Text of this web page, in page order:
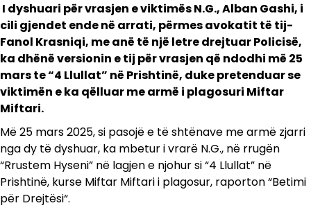
I dyshuari për vrasjen e viktimës N.G., Alban Gashi, i
cili gjendet ende në arrati, përmes avokatit të tij-
Fanol Krasniqi, me anë të një letre drejtuar Policisë,
ka dhënë versionin e tij për vrasjen që ndodhi më 25
mars te “4 Llullat” në Prishtinë, duke pretenduar se
viktimën e ka qëlluar me armë i plagosuri Miftar
Miftari.
Më 25 mars 2025, si pasojë e të shtënave me armë zjarri
nga dy të dyshuar, ka mbetur i vrarë N.G., në rrugën
“Rrustem Hyseni” në lagjen e njohur si “4 Llullat” në
Prishtinë, kurse Miftar Miftari i plagosur, raporton “Betimi
për Drejtësi“.